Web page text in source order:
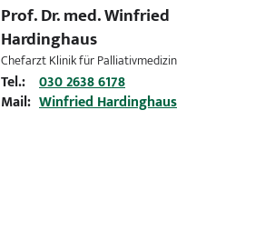
Prof. Dr. med.Winfried
Hardinghaus
Chefarzt Klinik für Palliativmedizin
Tel.: 030 2638 6178
Mail: Winfried Hardinghaus